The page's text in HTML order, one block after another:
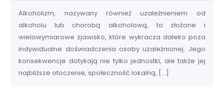
Alkoholizm, nazywany również uzależnieniem od
alkoholu lub chorobą alkoholową, to złożone i
wielowymiarowe zjawisko, które wykracza daleko poza
indywidualne doświadczenia osoby uzależnionej. Jego
konsekwencje dotykają nie tylko jednostki, ale także jej
najbliższe otoczenie, społeczność lokalną, […]